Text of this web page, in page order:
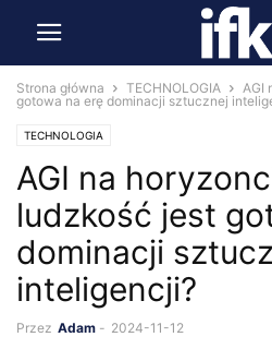
Strona główna TECHNOLOGIA
AGI
gotowa na erę dominacji sztucznej
TECHNOLOGIA
AGI na
ludzkość jest
dominacji
inteligencji?
Przez Adam - 2024-11-12